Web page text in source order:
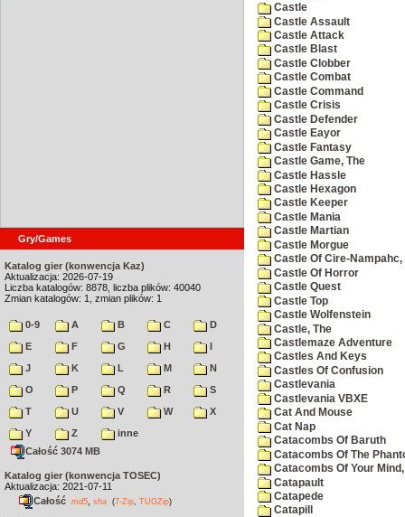
Gry/Games
Katalog gier (konwencja Kaz)
Aktualizacja: 2026-07-19
Liczba katalogów: 8878, liczba plików: 40040
Zmian katalogów: 1, zmian plików: 1
0-9 A B C
D
E
F G H
I
J
K L M
N
O
P Q R
S
T
U V W
X
Y
Z
inne
Całość 3074 MB
Katalog gier (konwencja TOSEC)
Aktualizacja: 2021-07-11
Całość md5 sha (7-Zip TUGZip)
Castle
Castle Assault
Castle Attack
Castle Blast
Castle Clobber
Castle Combat
Castle Command
Castle Crisis
Castle Defender
Castle Eayor
Castle Fantasy
Castle Game, The
Castle Hassle
Castle Hexagon
Castle Keeper
Castle Mania
Castle Martian
Castle Morgue
Castle Of Cire-Nampahc,
Castle Of Horror
Castle Quest
Castle Top
Castle Wolfenstein
Castle, The
Castlemaze Adventure
Castles And Keys
Castles Of Confusion
Castlevania
Castlevania VBXE
Cat And Mouse
Cat Nap
Catacombs Of Baruth
Catacombs Of The
Catacombs Of Your
Catapault
Catapede
Catapill